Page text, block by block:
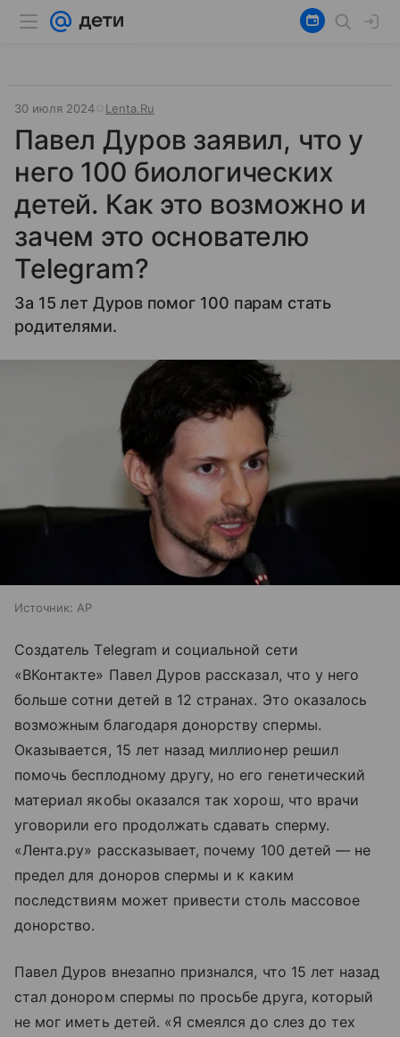
30 июля 2024 Lenta.Ru
Павел Дуров заявил, что у
него 100 биологических
детей. Как это возможно и
зачем это основателю
Telegram?
За 15 лет Дуров помог 100 парам стать
родителями.
Источник: AP
Создатель Telegram и социальной сети
«ВКонтакте» Павел Дуров рассказал, что у него
больше сотни детей в 12 странах. Это оказалось
возможным благодаря донорству спермы.
Оказывается, 15 лет назад миллионер решил
помочь бесплодному другу, но его генетический
материал якобы оказался так хорош, что врачи
уговорили его продолжать сдавать сперму.
«Лента.ру» рассказывает, почему 100 детей — не
предел для доноров спермы и к каким
последствиям может привести столь массовое
донорство.
Павел Дуров внезапно признался, что 15 лет назад
стал донором спермы по просьбе друга, который
не мог иметь детей. «Я смеялся до слез до тех